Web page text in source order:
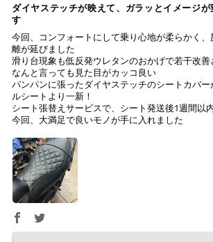
ご注文時に情報をお知らせ致しますの
お振り込みください。
入金確認が取れ次第、商品を手配させ
※ お支払期限はご注文日より7日以内と
り、万が一過ぎてしまった場合はご注
せて頂きます。
※ 振込手数料はご負担ください。
ダイヤステッチが映えて、ガラッとイメージ
す
今回、コンフォートにして乗り心地が柔らかく
離が延びました
滑り台現象も低反発ウレタンのおかげで若干改善
なんと言っても見た目がカッコ良い
パンパンに張ったダイヤステッチのシートカバ
ルシートより一新！
シート張替えサービスで、シート発送後1週間以
今回、大満足で良いモノが手に入れました